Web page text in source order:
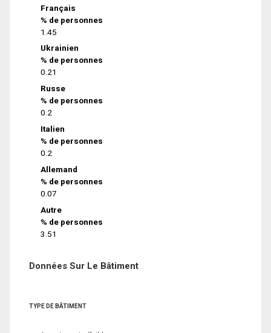
Français
% de personnes
1.45
Ukrainien
% de personnes
0.21
Russe
% de personnes
0.2
Italien
% de personnes
0.2
Allemand
% de personnes
0.07
Autre
% de personnes
3.51
Données Sur Le Bâtiment
TYPE DE BÂTIMENT